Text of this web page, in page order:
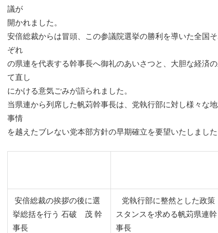
議が
開かれました。
安倍総裁からは冒頭、この参議院選挙の勝利を導いた全国
ぞれ
の県連を代表する幹事長へ御礼のあいさつと、大胆な経済
て直し
にかける意気ごみが語られました。
当県連から列席した帆苅幹事長は、党執行部に対し様々な
事情
を越えたブレない党本部方針の早期確立を要望いたしまし
安倍総裁の挨拶の後に選
挙総括を行う 石破 茂 幹
事長
党執行部に整然とした政策
スタンスを求める帆苅県連幹
事長